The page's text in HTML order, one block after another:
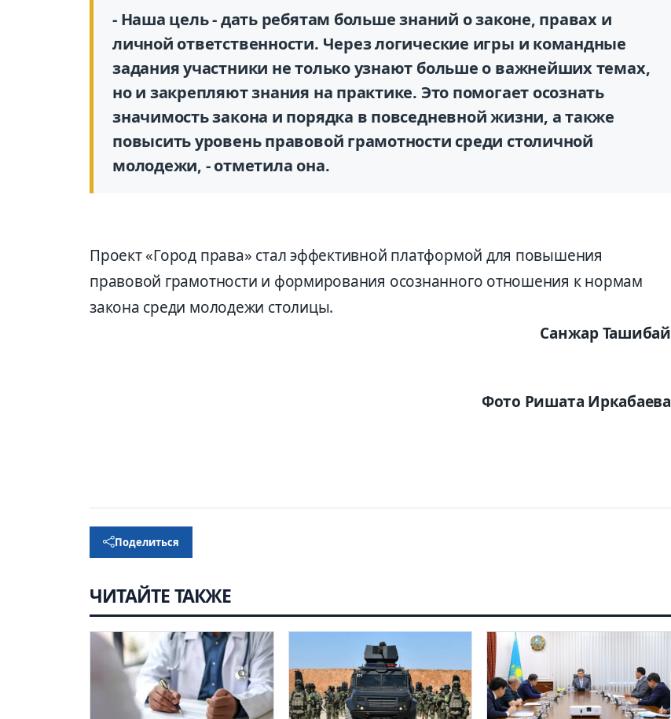
- Наша цель - дать ребятам больше знаний о законе, правах и
личной ответственности. Через логические игры и командные
задания участники не только узнают больше о важнейших темах,
но и закреп­ляют знания на практике. Это помогает осознать
значимость закона и порядка в повседневной жизни, а также
повысить уровень правовой грамотности среди столичной
молодежи, - отметила она.
Проект «Город права» стал эффективной платформой для повышения
правовой грамотности и формирования осознанного отношения к нормам
закона среди молодежи столицы.
Санжар Ташибай
Фото Ришата Иркабаева
Поделиться
ЧИТАЙТЕ ТАКЖЕ